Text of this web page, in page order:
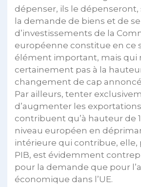
dépenser, ils le
la demande de biens et de
d’investissements de la
européenne constitue en ce
élément important, mais qui
certainement pas à la
changement de cap
Par ailleurs, tenter
d’augmenter les
contribuent qu’à hauteur de
niveau européen en
intérieure qui contribue, elle,
PIB, est évidemment
pour la demande que pour
économique dans l’UE.